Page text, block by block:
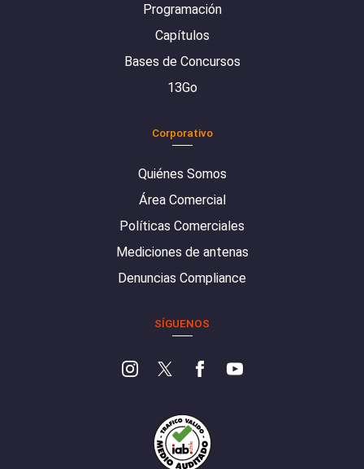
Programación
Capítulos
Bases de Concursos
13Go
Corporativo
Quiénes Somos
Área Comercial
Políticas Comerciales
Mediciones de antenas
Denuncias Compliance
SÍGUENOS